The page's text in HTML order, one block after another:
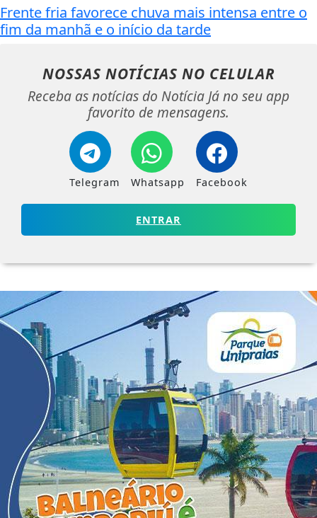
Frente fria favorece chuva mais intensa entre o
fim da manhã e o início da tarde
NOSSAS NOTÍCIAS NO CELULAR
Receba as notícias do Notícia Já no seu app
favorito de mensagens.
Telegram Whatsapp Facebook
ENTRAR